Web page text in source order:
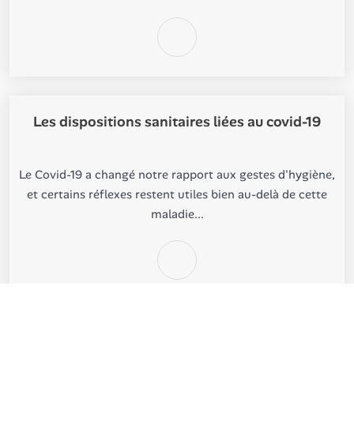
Les dispositions sanitaires liées au covid-19
Le Covid-19 a changé notre rapport aux gestes d'hygiène,
et certains réflexes restent utiles bien au-delà de cette
maladie...